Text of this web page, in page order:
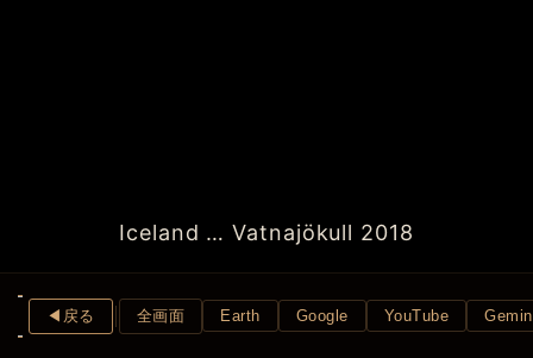
Iceland … Vatnajökull 2018
◀︎戻る 全画面 Earth Google YouTube